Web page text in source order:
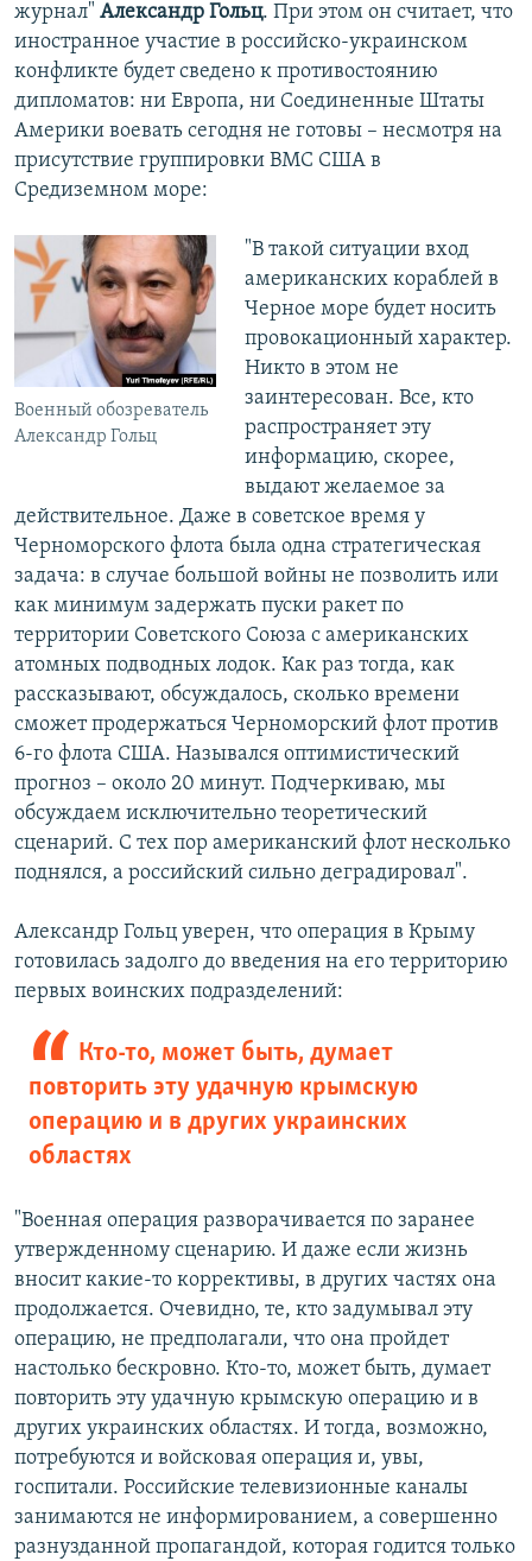
журнал" Александр Гольц. При этом он считает, что
иностранное участие в российско-украинском
конфликте будет сведено к противостоянию
дипломатов: ни Европа, ни Соединенные Штаты
Америки воевать сегодня не готовы – несмотря на
присутствие группировки ВМС США в
Средиземном море:
Военный обозреватель
Александр Гольц
"В такой ситуации вход
американских кораблей в
Черное море будет носить
провокационный характер.
Никто в этом не
заинтересован. Все, кто
распространяет эту
информацию, скорее,
выдают желаемое за
действительное. Даже в советское время у
Черноморского флота была одна стратегическая
задача: в случае большой войны не позволить или
как минимум задержать пуски ракет по
территории Советского Союза с американских
атомных подводных лодок. Как раз тогда, как
рассказывают, обсуждалось, сколько времени
сможет продержаться Черноморский флот против
6-го флота США. Назывался оптимистический
прогноз – около 20 минут. Подчеркиваю, мы
обсуждаем исключительно теоретический
сценарий. С тех пор американский флот несколько
поднялся, а российский сильно деградировал".
Александр Гольц уверен, что операция в Крыму
готовилась задолго до введения на его территорию
первых воинских подразделений:
Кто-то, может быть, думает
повторить эту удачную крымскую
операцию и в других украинских
областях
"Военная операция разворачивается по заранее
утвержденному сценарию. И даже если жизнь
вносит какие-то коррективы, в других частях она
продолжается. Очевидно, те, кто задумывал эту
операцию, не предполагали, что она пройдет
настолько бескровно. Кто-то, может быть, думает
повторить эту удачную крымскую операцию и в
других украинских областях. И тогда, возможно,
потребуются и войсковая операция и, увы,
госпитали. Российские телевизионные каналы
занимаются не информированием, а совершенно
разнузданной пропагандой, которая годится только